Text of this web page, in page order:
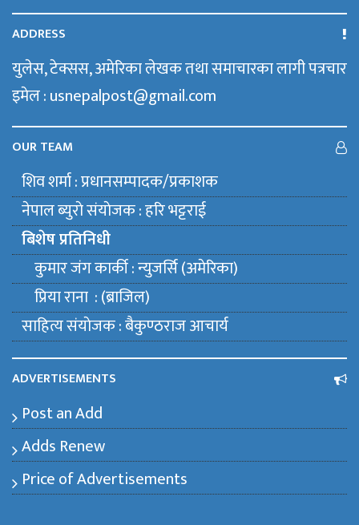
ADDRESS
युलेस, टेक्सस, अमेरिका लेखक तथा समाचारका लागी पत्रचार
इमेल : usnepalpost@gmail.com
OUR TEAM
शिव शर्मा : प्रधानसम्पादक/प्रकाशक
नेपाल ब्युराे संयाेजक : हरि भट्टराई
बिशेष प्रतिनिधी
कुमार जंग कार्की : न्युजर्सि (अमेरिका)
प्रिया राना : (ब्राजिल)
साहित्य संयाेजक : बैकुण्ठराज आचार्य
ADVERTISEMENTS
Post an Add
Adds Renew
Price of Advertisements